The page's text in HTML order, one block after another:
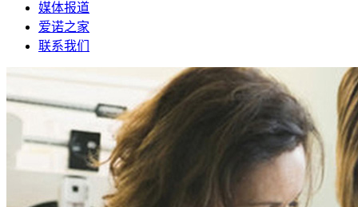
媒体报道
爱诺之家
联系我们